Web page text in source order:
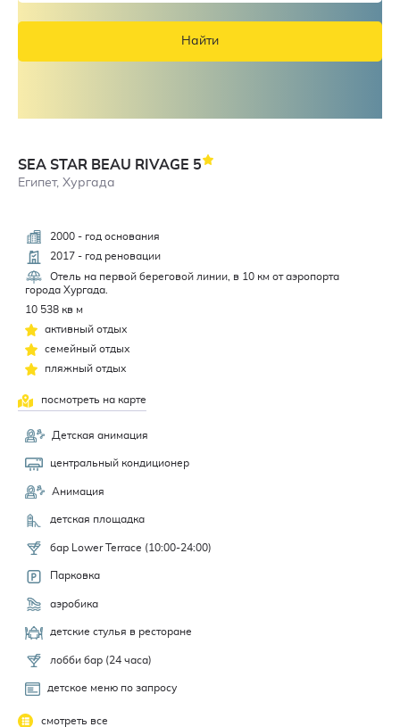
Найти
SEA STAR BEAU RIVAGE 5
Египет, Хургада
2000 - год основания
2017 - год реновации
Отель на первой береговой линии, в 10 км от аэропорта
города Хургада.
10 538 кв м
активный отдых
семейный отдых
пляжный отдых
посмотреть на карте
Детская анимация
центральный кондиционер
Анимация
детская площадка
бар Lower Terrace (10:00-24:00)
Парковка
аэробика
детские стулья в ресторане
лобби бар (24 часа)
детское меню по запросу
смотреть все